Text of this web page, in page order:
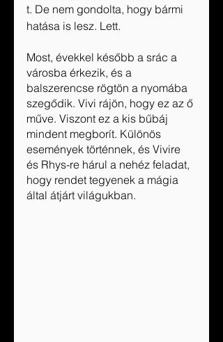
t. De nem gondolta, hogy bármi
hatása is lesz. Lett.
Most, évekkel később a srác a
városba érkezik, és a
balszerencse rögtön a nyomába
szegődik. Vivi rájön, hogy ez az ő
műve. Viszont ez a kis bűbáj
mindent megborít. Különös
események történnek, és Vivire
és Rhys-re hárul a nehéz feladat,
hogy rendet tegyenek a mágia
által átjárt világukban.